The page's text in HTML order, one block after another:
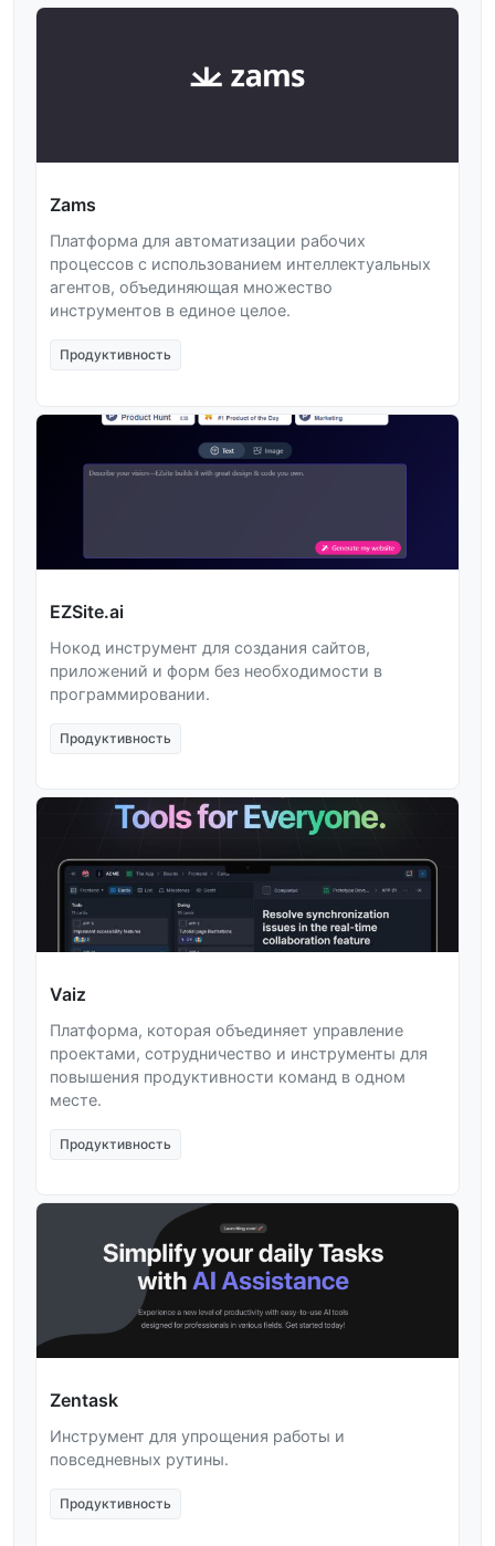
Zams
Платформа для автоматизации рабочих
процессов с использованием интеллектуальных
агентов, объединяющая множество
инструментов в единое целое.
Продуктивность
EZSite.ai
Нокод инструмент для создания сайтов,
приложений и форм без необходимости в
программировании.
Продуктивность
Vaiz
Платформа, которая объединяет управление
проектами, сотрудничество и инструменты для
повышения продуктивности команд в одном
месте.
Продуктивность
Zentask
Инструмент для упрощения работы и
повседневных рутины.
Продуктивность